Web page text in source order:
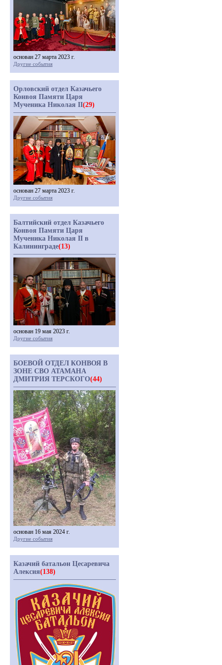
основан 27 марта 2023 г.
Другие события
Орловский отдел Казачьего
Конвоя Памяти Царя
Мученика Николая II(29)
основан 27 марта 2023 г.
Другие события
Балтийский отдел Казачьего
Конвоя Памяти Царя
Мученика Николая II в
Калининграде(13)
основан 19 мая 2023 г.
Другие события
БОЕВОЙ ОТДЕЛ КОНВОЯ В
ЗОНЕ СВО АТАМАНА
ДМИТРИЯ ТЕРСКОГО(44)
основан 16 мая 2024 г.
Другие события
Казачий батальон Цесаревича
Алексия(138)